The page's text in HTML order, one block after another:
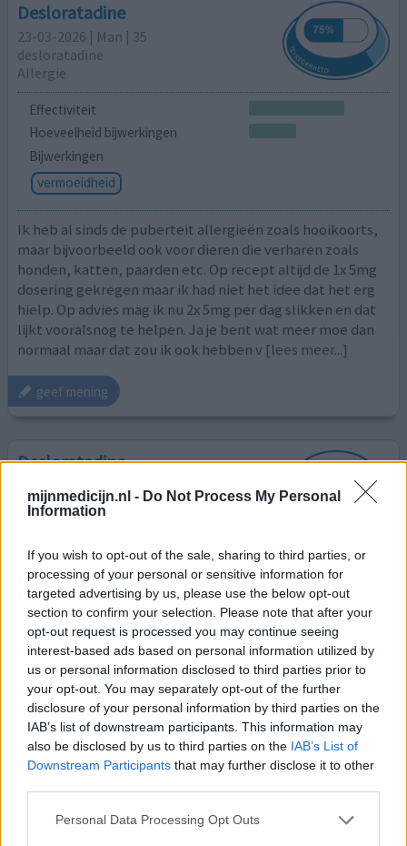
mijnmedicijn.nl - Do Not Process My Personal
Information
If you wish to opt-out of the sale, sharing to third parties, or
processing of your personal or sensitive information for
targeted advertising by us, please use the below opt-out
section to confirm your selection. Please note that after your
opt-out request is processed you may continue seeing
interest-based ads based on personal information utilized by
us or personal information disclosed to third parties prior to
your opt-out. You may separately opt-out of the further
disclosure of your personal information by third parties on the
IAB’s list of downstream participants. This information may
also be disclosed by us to third parties on the IAB’s List of
Downstream Participants that may further disclose it to other
Personal Data Processing Opt Outs
Desloratadine
23-03-2026 | Man | 35
desloratadine
Allergie
Effectiviteit
Hoeveelheid bijwerkingen
Bijwerkingen
vermoeidheid
Ik heb al sinds de puberteit allergieën zoals hooikoorts,
maar bijvoorbeeld ook voor dieren die verharen zoals
honden, katten, paarden etc. Op recept altijd de 1x 5mg
dosering gekregen maar ik had niet het idee dat het erg
hielp. Op advies mag ik nu 2x 5mg per dag slikken en dat
lijkt vooralsnog te helpen. Ja je bent wat meer moe dan
normaal maar dat zou ik ook hebben v [lees meer...]
geef mening
Desloratadine
desloratadine
Hooikoorts
Effectiviteit
Hoeveelheid bijwerkingen
Bijwerkingen
hart gaat sneller kloppen tijdens sporten
hartkloppingen
Na inname van dit middel begon ik t al te voelen, mijn
hart sloeg op hol. Omdat ik niet meteen wist waardoor,
dit middel nog 5 dagen geslikt, pas toen ik de
bijwerkingen opzocht was t me duidelijk. En het helpt
ook nog niet, nog steeds had ik verstopte neus en
geirriteerde ogen. Ben maar gestopt.
geef mening